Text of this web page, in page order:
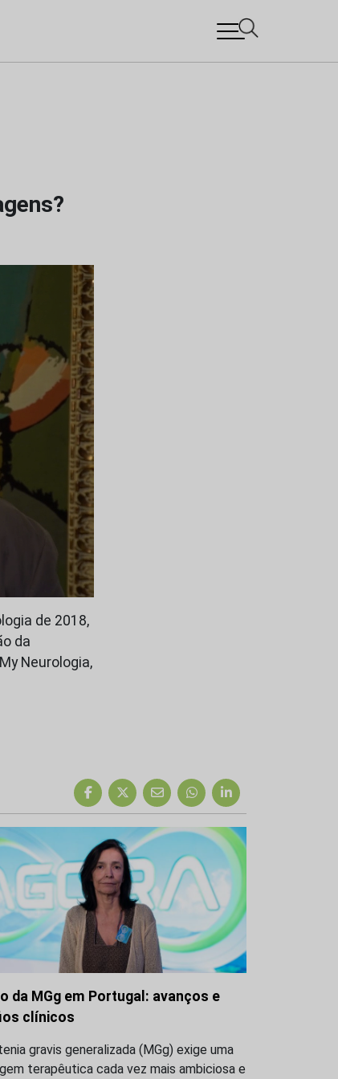
de 2018,
da
Neurologia,
da MGg em Portugal: avanços e
clínicos
gravis generalizada (MGg) exige uma
terapêutica cada vez mais ambiciosa e